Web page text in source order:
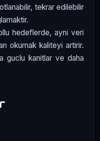
tekrar edilebilir
hedeflerde, ayni veri
okumak kaliteyi artirir.
guclu kanitlar ve daha